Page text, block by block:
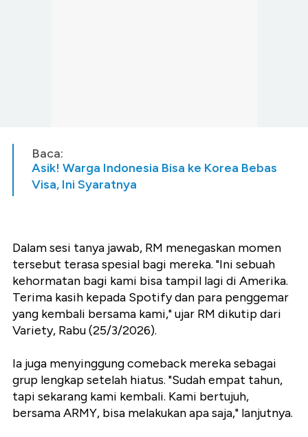
Baca:
Asik! Warga Indonesia Bisa ke Korea Bebas
Visa, Ini Syaratnya
Dalam sesi tanya jawab, RM menegaskan momen
tersebut terasa spesial bagi mereka. "Ini sebuah
kehormatan bagi kami bisa tampil lagi di Amerika.
Terima kasih kepada Spotify dan para penggemar
yang kembali bersama kami," ujar RM dikutip dari
Variety, Rabu (25/3/2026).
Ia juga menyinggung comeback mereka sebagai
grup lengkap setelah hiatus. "Sudah empat tahun,
tapi sekarang kami kembali. Kami bertujuh,
bersama ARMY, bisa melakukan apa saja," lanjutnya.